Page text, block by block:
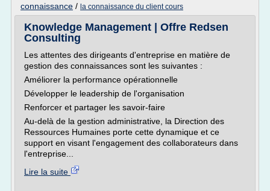
connaissance / la connaissance du client cours
Knowledge Management | Offre Redsen
Consulting
Les attentes des dirigeants d'entreprise en matière de
gestion des connaissances sont les suivantes :
Améliorer la performance opérationnelle
Développer le leadership de l'organisation
Renforcer et partager les savoir-faire
Au-delà de la gestion administrative, la Direction des
Ressources Humaines porte cette dynamique et ce
support en visant l'engagement des collaborateurs dans
l'entreprise...
Lire la suite